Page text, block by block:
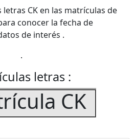
letras CK en las matrículas de
conocer la fecha de
de interés .
.
letras :
CK